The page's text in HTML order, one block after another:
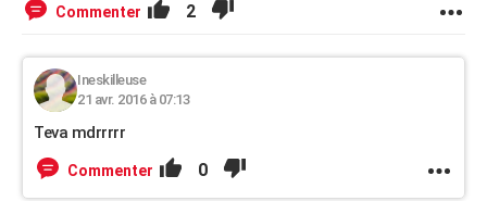
Commenter 2
Ineskilleuse
21 avr. 2016 à 07:13
Teva mdrrrrr
Commenter 0